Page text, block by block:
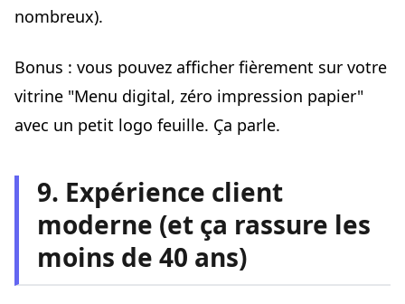
nombreux).
Bonus : vous pouvez afficher fièrement sur votre
vitrine "Menu digital, zéro impression papier"
avec un petit logo feuille. Ça parle.
9. Expérience client
moderne (et ça rassure les
moins de 40 ans)